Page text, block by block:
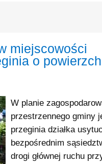
miejscowości
o
W planie
przestrzennego gminy
przeginia działka
bezpośrednim
drogi głównej ruchu